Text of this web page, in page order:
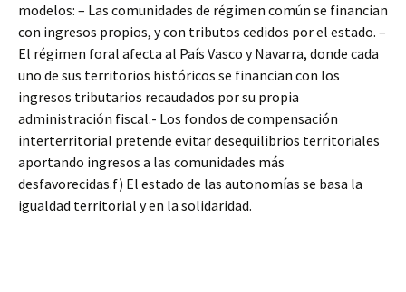
modelos: – Las comunidades de régimen común se financian
con ingresos propios, y con tributos cedidos por el estado. –
El régimen foral afecta al País Vasco y Navarra, donde cada
uno de sus territorios históricos se financian con los
ingresos tributarios recaudados por su propia
administración fiscal.- Los fondos de compensación
interterritorial pretende evitar desequilibrios territoriales
aportando ingresos a las comunidades más
desfavorecidas.f) El estado de las autonomías se basa la
igualdad territorial y en la solidaridad.